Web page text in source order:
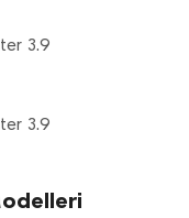
3.9
3.9